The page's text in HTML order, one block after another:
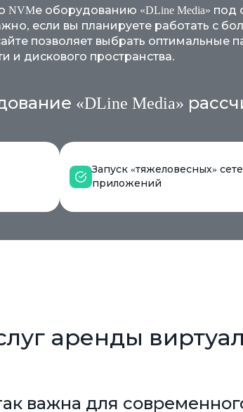
NVMе оборудованию «DLine Media»
если вы планируете работать
позволяет выбрать
и дискового пространства.
«DLine Media»
Запуск «тяжеловесных»
приложений
аренды
важна для